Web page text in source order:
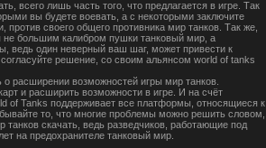
всего лишь часть того, что предлагается в игре. Так
вы будете воевать, а с некоторыми заключите
против своего общего противника мир танков. Так же,
не большим калибром пушки танковый мир, а
ведь один неверный ваш шаг, может привести к
решение, со своим альянсом world of tanks
расширении возможностей игры мир танков.
и расширить возможности в игре. И на счёт
of Tanks поддерживает все платформы, относящиеся к
то, что многие проблемы можно решить словом,
скачать, ведь разведчиков, работающие под
на предохранителе танковый мир.